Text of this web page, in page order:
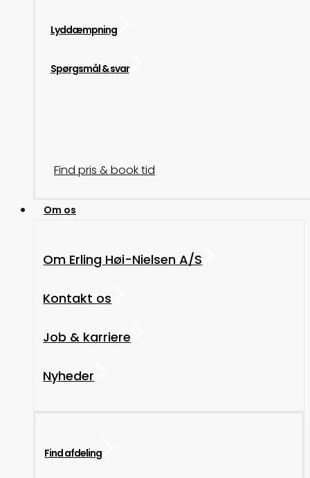
Lyddæmpning
Spørgsmål & svar
Find pris & book tid
Om os
Om Erling Høi-Nielsen A/S
Kontakt os
Job & karriere
Nyheder
Find afdeling